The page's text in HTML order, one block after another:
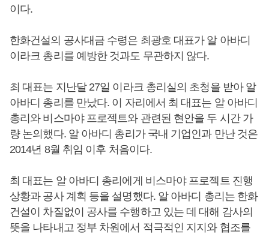
이다.
한화건설의 공사대금 수령은 최광호 대표가 알 아바디
이라크 총리를 예방한 것과도 무관하지 않다.
최 대표는 지난달 27일 이라크 총리실의 초청을 받아 알
아바디 총리를 만났다. 이 자리에서 최 대표는 알 아바디
총리와 비스마야 프로젝트와 관련된 현안을 두 시간 가
량 논의했다. 알 아바디 총리가 국내 기업인과 만난 것은
2014년 8월 취임 이후 처음이다.
최 대표는 알 아바디 총리에게 비스마야 프로젝트 진행
상황과 공사 계획 등을 설명했다. 알 아바디 총리는 한화
건설이 차질없이 공사를 수행하고 있는 데 대해 감사의
뜻을 나타내고 정부 차원에서 적극적인 지지와 협조를